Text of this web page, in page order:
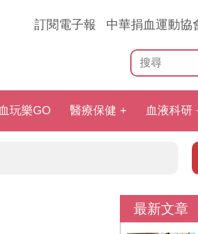
訂閱電子報 中華捐血運動協
玩樂GO 醫療保健 血液科研
最新文章